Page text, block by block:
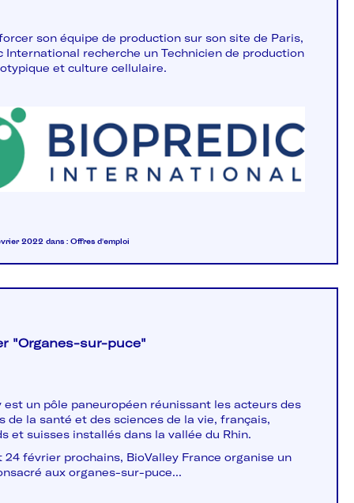
son équipe de production sur son site de Paris,
International recherche un Technicien de production
et culture cellulaire.
2022 dans : Offres d'emploi
"Organes-sur-puce"
est un pôle paneuropéen réunissant les acteurs des
de la santé et des sciences de la vie, français,
et suisses installés dans la vallée du Rhin.
24 février prochains, BioValley France organise un
aux organes-sur-puce...